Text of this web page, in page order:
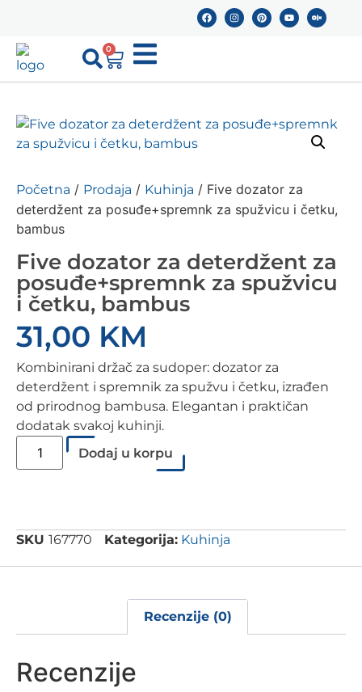
0
Početna / Prodaja / Kuhinja / Five dozator za
deterdžent za posuđe+spremnk za spužvicu i četku,
bambus
Five dozator za deterdžent za
posuđe+spremnk za spužvicu
i četku, bambus
31,00 KM
Kombinirani držač za sudoper: dozator za
deterdžent i spremnik za spužvu i četku, izrađen
od prirodnog bambusa. Elegantan i praktičan
dodatak svakoj kuhinji.
Dodaj u korpu
SKU 167770 Kategorija: Kuhinja
Recenzije (0)
Recenzije